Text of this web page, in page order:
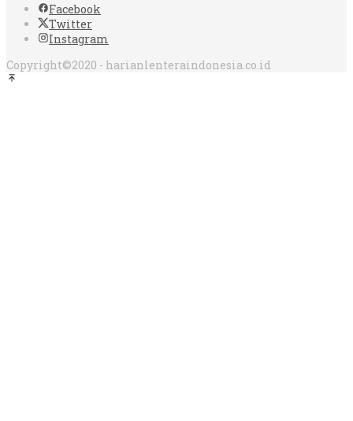
Facebook
Twitter
Instagram
Copyright©2020 - harianlenteraindonesia.co.id